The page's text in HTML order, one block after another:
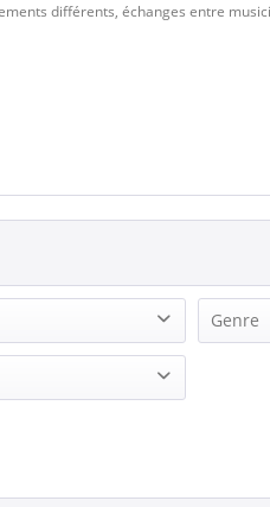
différents, échanges entre
Genre